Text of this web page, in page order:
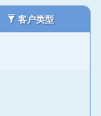
客户类型